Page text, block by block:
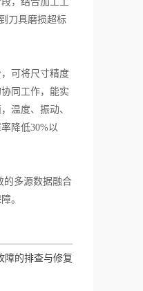
刀具磨损超标
可将尺寸精度
同工作，能实
温度、振动、
降低30%以
多源数据融合
。
障的排查与修复